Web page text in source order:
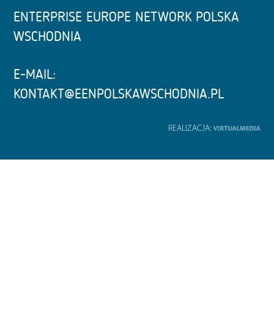
ENTERPRISE EUROPE NETWORK POLSKA
WSCHODNIA
E-MAIL:
KONTAKT@EENPOLSKAWSCHODNIA.PL
REALIZACJA: